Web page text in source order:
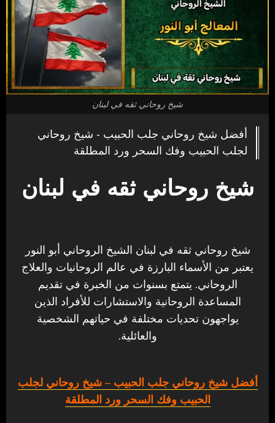
شيخ روحاني ثقه في لبنان
أفضل شيخ روحاني جلب الحبيب - شيخ روحاني
لجلب الحبيب وفك السحر ورد المطلقة
شيخ روحاني ثقه في لبنان
شيخ روحاني ثقه في لبنان الشيخ الروحاني أبو النور
يعتبر من الأسماء البارزة في عالم الروحانيات والعلاج
الروحاني. يتمتع بسنوات من الخبرة في تقديم
المساعدة الروحانية والاستشارات للأفراد الذين
يواجهون تحديات مختلفة في حياتهم الشخصية
والعائلية.
أفضل شيخ روحاني جلب الحبيب – شيخ روحاني لجلب
الحبيب وفك السحر ورد المطلقة